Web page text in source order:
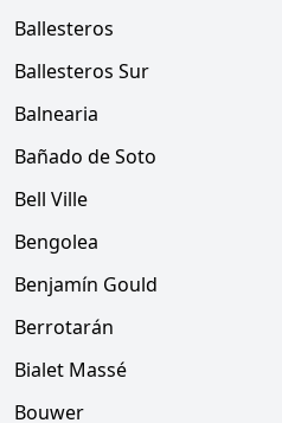
Ballesteros
Ballesteros Sur
Balnearia
Bañado de Soto
Bell Ville
Bengolea
Benjamín Gould
Berrotarán
Bialet Massé
Bouwer